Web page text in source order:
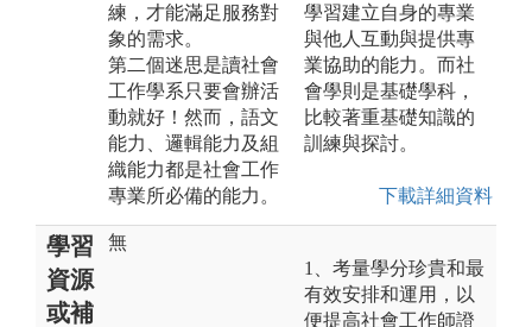
練，才能滿足服務對
象的需求。
第二個迷思是讀社會
工作學系只要會辦活
動就好！然而，語文
能力、邏輯能力及組
織能力都是社會工作
專業所必備的能力。
學習建立自身的專業
與他人互動與提供專
業協助的能力。而社
會學則是基礎學科，
比較著重基礎知識的
訓練與探討。
下載詳細資料
學習
資源
或補
無
1、考量學分珍貴和最
有效安排和運用，以
便提高社會工作師證